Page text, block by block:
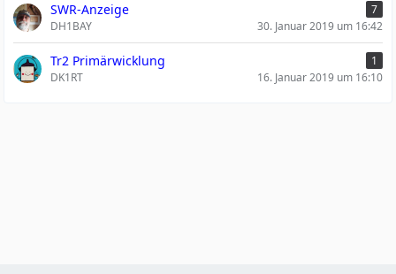
SWR-Anzeige
7
DH1BAY
30. Januar 2019 um 16:42
Tr2 Primärwicklung
1
DK1RT
16. Januar 2019 um 16:10